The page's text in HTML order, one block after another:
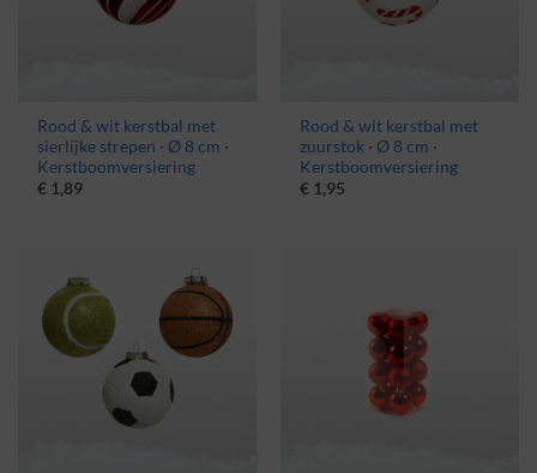
Rood & wit kerstbal met
sierlijke strepen · Ø 8 cm ·
Kerstboomversiering
€ 1,89
Rood & wit kerstbal met
zuurstok · Ø 8 cm ·
Kerstboomversiering
€ 1,95